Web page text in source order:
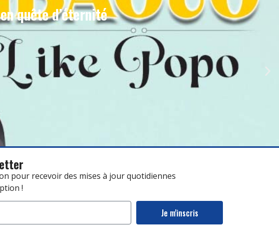
quête d’éternité
pour recevoir des mises à jour quotidiennes
!
Je m'inscris